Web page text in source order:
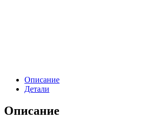
Описание
Детали
Описание